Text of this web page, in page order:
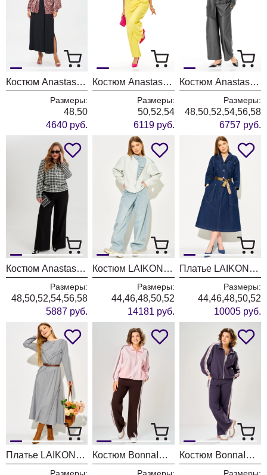
Костюм Anastasia 1400 черный+розовое золото
Размеры:
48,50
4640 руб.
Костюм Anastasia 1399 лимонный
Размеры:
50,52,54
6119 руб.
Костюм Anastasia 1397 графит
Размеры:
48,50,52,54,56,58
6757 руб.
Костюм Anastasia 1392 черно-белый
Размеры:
48,50,52,54,56,58
5887 руб.
Костюм LAIKONY L-874 голубой
Размеры:
44,46,48,50,52
14181 руб.
Платье LAIKONY L-494 темно- синий
Размеры:
44,46,48,50,52
10005 руб.
Платье LAIKONY L-194 серый Костюм BonnaImage 1066/2 розовый Костюм BonnaImage 1066/1 серо-фиолетовый